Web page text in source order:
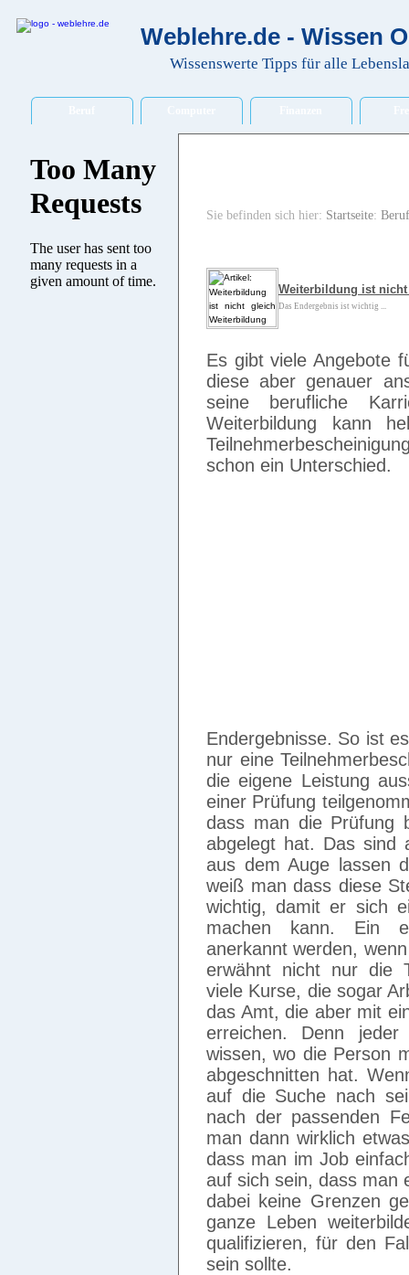
Weblehre.de - Wissen
Wissenswerte Tipps für alle
Sie befinden sich hier: Startseite: Beruf
Weiterbildung ist
Das Endergebnis ist wichtig ...
Es gibt viele Angebote
diese aber genauer
seine berufliche
Weiterbildung kann
schon ein Unterschied.
Endergebnisse. So ist
nur eine
die eigene Leistung
einer Prüfung
dass man die Prüfung
abgelegt hat. Das sind
aus dem Auge lassen
weiß man dass diese
wichtig, damit er sich
machen kann. Ein
anerkannt werden,
erwähnt nicht nur die
viele Kurse, die sogar
das Amt, die aber mit
erreichen. Denn
wissen, wo die Person
abgeschnitten hat.
auf die Suche nach
nach der passenden
man dann wirklich
dass man im Job
auf sich sein, dass man
dabei keine Grenzen
ganze Leben
qualifizieren, für den
sein sollte.